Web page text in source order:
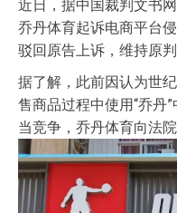
近日，据中国裁判文书
乔丹体育起诉电商平台
驳回原告上诉，维持原判
据了解，此前因认为世
售商品过程中使用“乔丹
当竞争，乔丹体育向法